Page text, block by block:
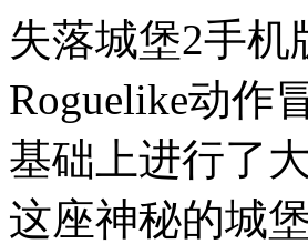
失落城堡2手
Roguelike动作
基础上进行了
这座神秘的城